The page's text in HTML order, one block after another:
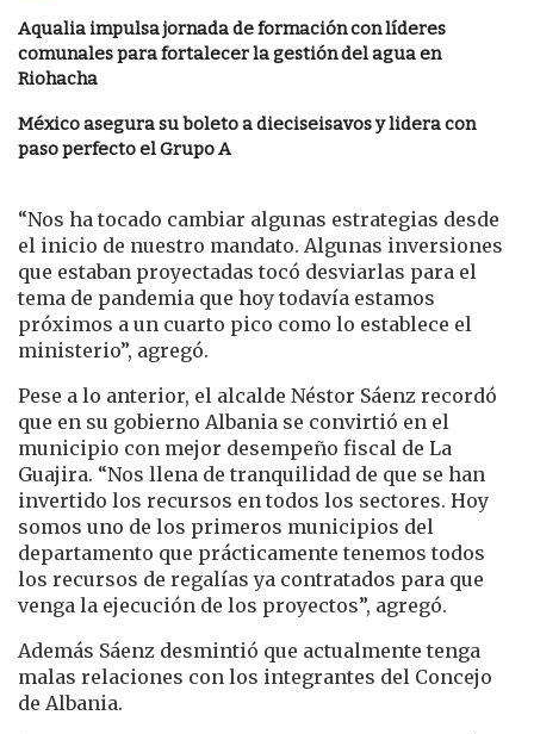
Aqualia impulsa jornada de formación con líderes
comunales para fortalecer la gestión del agua en
Riohacha
México asegura su boleto a dieciseisavos y lidera con
paso perfecto el Grupo A
“Nos ha tocado cambiar algunas estrategias desde
el inicio de nuestro mandato. Algunas inversiones
que estaban proyectadas tocó desviarlas para el
tema de pandemia que hoy todavía estamos
próximos a un cuarto pico como lo establece el
ministerio”, agregó.
Pese a lo anterior, el alcalde Néstor Sáenz recordó
que en su gobierno Albania se convirtió en el
municipio con mejor desempeño fiscal de La
Guajira. “Nos llena de tranquilidad de que se han
invertido los recursos en todos los sectores. Hoy
somos uno de los primeros municipios del
departamento que prácticamente tenemos todos
los recursos de regalías ya contratados para que
venga la ejecución de los proyectos”, agregó.
Además Sáenz desmintió que actualmente tenga
malas relaciones con los integrantes del Concejo
de Albania.